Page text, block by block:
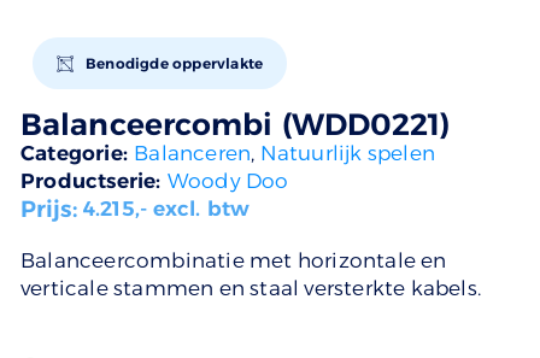
Benodigde oppervlakte
Balanceercombi (WDD0221)
Categorie: Balanceren, Natuurlijk spelen
Productserie: Woody Doo
Prijs:4.215,- excl. btw
Balanceercombinatie met horizontale en
verticale stammen en staal versterkte kabels.